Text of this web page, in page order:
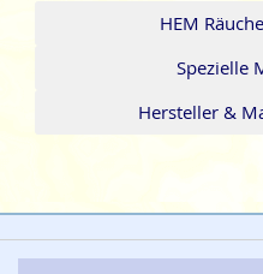
HEM
Spezielle
Hersteller &